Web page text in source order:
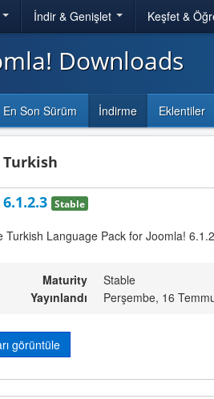
İndir & Genişlet Keşfet &
Downloads
En Son Sürüm İndirme Eklentiler
Turkish
Stable
Turkish Language Pack for Joomla!
Maturity
Stable
Yayınlandı
Perşembe, 16
görüntüle